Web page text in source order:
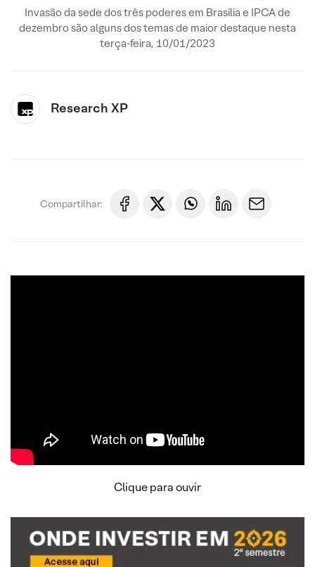
Invasão da sede dos três poderes em Brasília e IPCA de
dezembro são alguns dos temas de maior destaque nesta
terça-feira, 10/01/2023
Research XP
Compartilhar:
Clique para ouvir